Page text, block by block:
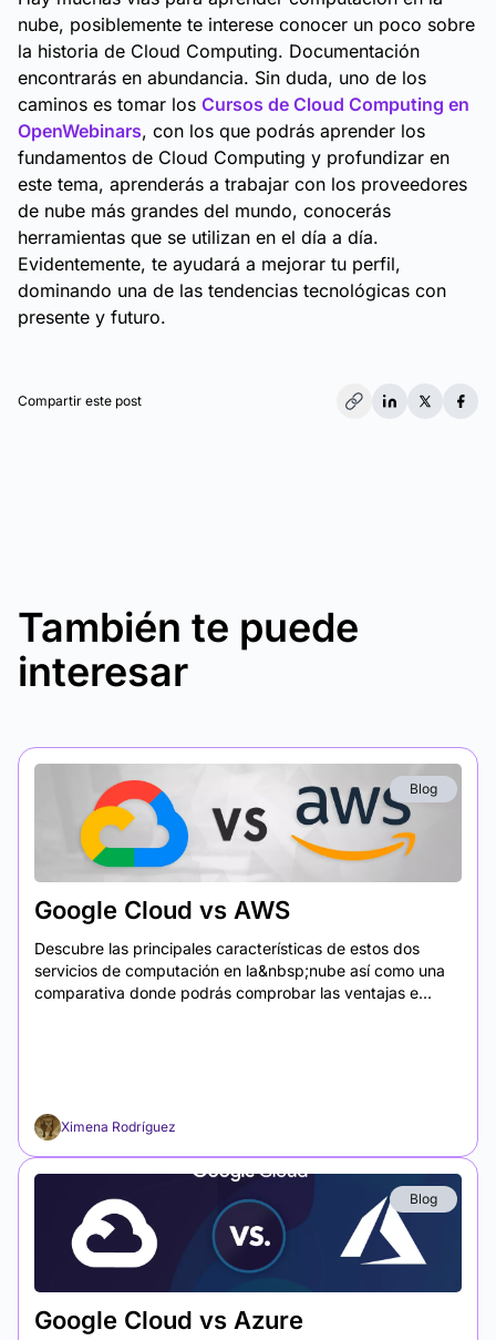
nube, posiblemente te interese conocer un poco sobre
la historia de Cloud Computing. Documentación
encontrarás en abundancia. Sin duda, uno de los
caminos es tomar los Cursos de Cloud Computing en
OpenWebinars, con los que podrás aprender los
fundamentos de Cloud Computing y profundizar en
este tema, aprenderás a trabajar con los proveedores
de nube más grandes del mundo, conocerás
herramientas que se utilizan en el día a día.
Evidentemente, te ayudará a mejorar tu perfil,
dominando una de las tendencias tecnológicas con
presente y futuro.
Compartir este post
También te puede
interesar
Blog
Google Cloud vs AWS
Descubre las principales características de estos dos
servicios de computación en la&nbsp;nube así como una
comparativa donde podrás comprobar las ventajas e...
Ximena Rodríguez
Blog
Google Cloud vs Azure